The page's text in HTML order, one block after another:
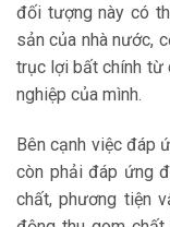
đối tượng này có
sản của nhà nước,
trục lợi bất chính từ
nghiệp của mình.
Bên cạnh việc đáp
còn phải đáp ứng
chất, phương tiện